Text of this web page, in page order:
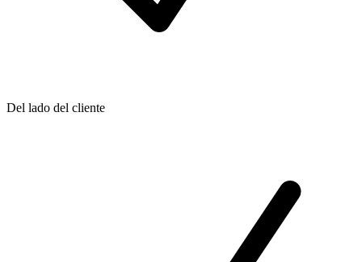
Del lado del cliente